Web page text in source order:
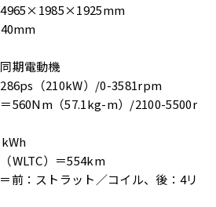
期電動機
（210kW）/0-3581rpm
560Nm（57.1kg-m）/2100-5500r
WLTC）＝554km
前：ストラット／コイル、後：4リ